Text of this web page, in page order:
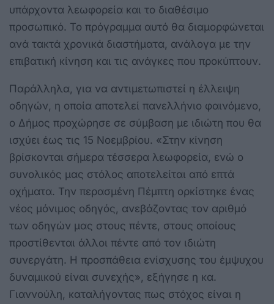
υπάρχοντα λεωφορεία και το διαθέσιμο
προσωπικό. Το πρόγραμμα αυτό θα διαμορφώνεται
ανά τακτά χρονικά διαστήματα, ανάλογα με την
επιβατική κίνηση και τις ανάγκες που προκύπτουν.
Παράλληλα, για να αντιμετωπιστεί η έλλειψη
οδηγών, η οποία αποτελεί πανελλήνιο φαινόμενο,
ο Δήμος προχώρησε σε σύμβαση με ιδιώτη που θα
ισχύει έως τις 15 Νοεμβρίου. «Στην κίνηση
βρίσκονται σήμερα τέσσερα λεωφορεία, ενώ ο
συνολικός μας στόλος αποτελείται από επτά
οχήματα. Την περασμένη Πέμπτη ορκίστηκε ένας
νέος μόνιμος οδηγός, ανεβάζοντας τον αριθμό
των οδηγών μας στους πέντε, στους οποίους
προστίθενται άλλοι πέντε από τον ιδιώτη
συνεργάτη. Η προσπάθεια ενίσχυσης του έμψυχου
δυναμικού είναι συνεχής», εξήγησε η κα.
Γιαννούλη, καταλήγοντας πως στόχος είναι η